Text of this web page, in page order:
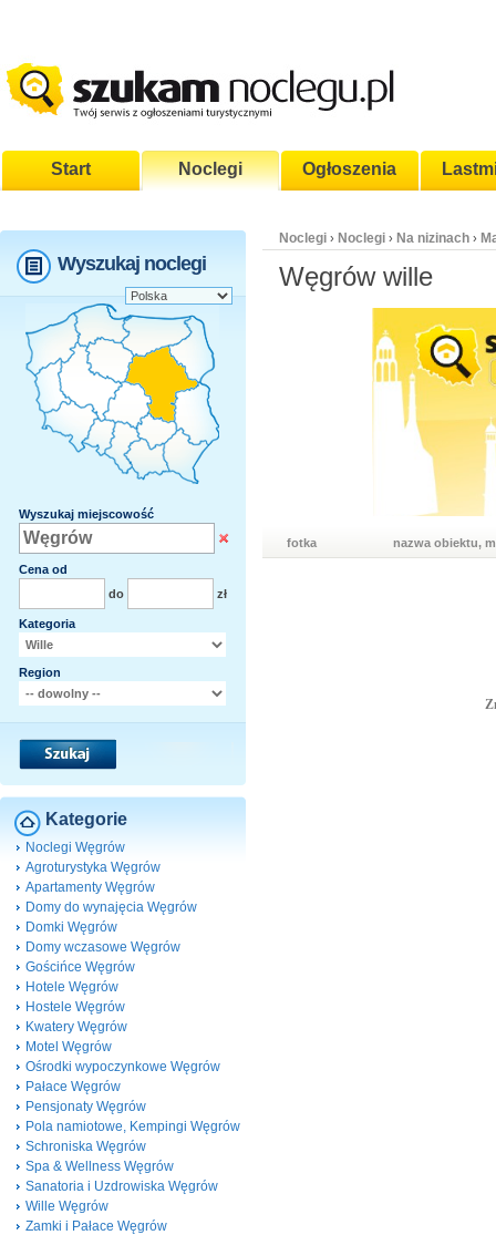
Start Noclegi Ogłoszenia
Wyszukaj noclegi
Wyszukaj miejscowość
Cena od
do
zł
Kategoria
Region
Kategorie
Noclegi Węgrów
Agroturystyka Węgrów
Apartamenty Węgrów
Domy do wynajęcia Węgrów
Domki Węgrów
Domy wczasowe Węgrów
Gościńce Węgrów
Hotele Węgrów
Hostele Węgrów
Kwatery Węgrów
Motel Węgrów
Ośrodki wypoczynkowe Węgrów
Pałace Węgrów
Pensjonaty Węgrów
Pola namiotowe, Kempingi Węgrów
Schroniska Węgrów
Spa & Wellness Węgrów
Sanatoria i Uzdrowiska Węgrów
Wille Węgrów
Zamki i Pałace Węgrów
Noclegi › Noclegi › Na nizinach ›
Węgrów wille
fotka nazwa obiektu,